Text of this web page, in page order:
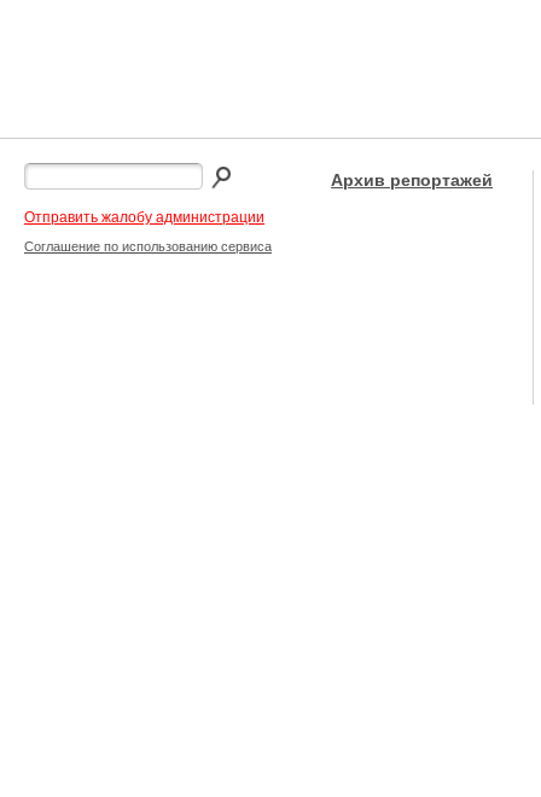
Отправить жалобу администрации
Соглашение по использованию сервиса
Архив репортажей